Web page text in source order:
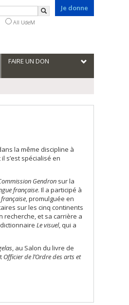
Je donne
Search
All UdeM
FAIRE UN DON
la même discipline à
s’est spécialisé en
Gendron sur la
française. Il a participé à
, promulguée en
sur les cinq continents
recherche, et sa carrière a
Le visuel, qui a
, au Salon du livre de
Officier de l’Ordre des arts et